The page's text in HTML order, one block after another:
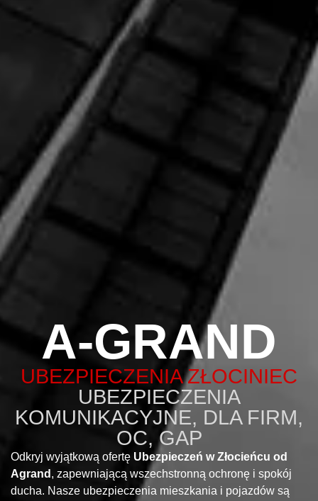
A-GRAND
UBEZPIECZENIA ZŁOCINIEC
UBEZPIECZENIA
KOMUNIKACYJNE, DLA FIRM,
OC, GAP
Odkryj wyjątkową ofertę Ubezpieczeń w Złocieńcu od
Agrand , zapewniającą wszechstronną ochronę i spokój
ducha. Nasze ubezpieczenia mieszkania i pojazdów są